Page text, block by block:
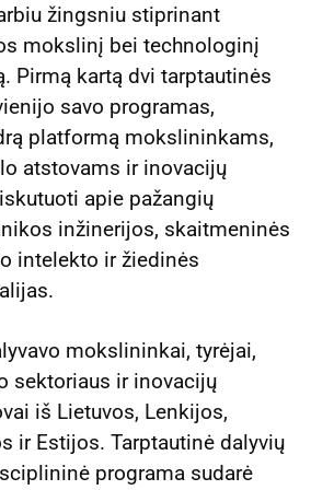
žingsniu stiprinant
mokslinį bei technologinį
Pirmą kartą dvi tarptautinės
savo programas,
platformą mokslininkams,
atstovams ir inovacijų
apie pažangių
inžinerijos, skaitmeninės
intelekto ir žiedinės
mokslininkai, tyrėjai,
sektoriaus ir inovacijų
iš Lietuvos, Lenkijos,
ir Estijos. Tarptautinė dalyvių
programa sudarė